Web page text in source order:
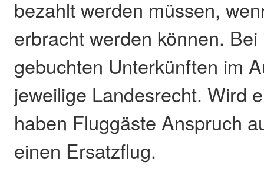
bezahlt werden müssen,
erbracht werden können.
gebuchten Unterkünften im
jeweilige Landesrecht. Wird
haben Fluggäste Anspruch
einen Ersatzflug.